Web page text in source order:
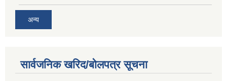
अन्य
सार्वजनिक खरिद/बोलपत्र सूचना